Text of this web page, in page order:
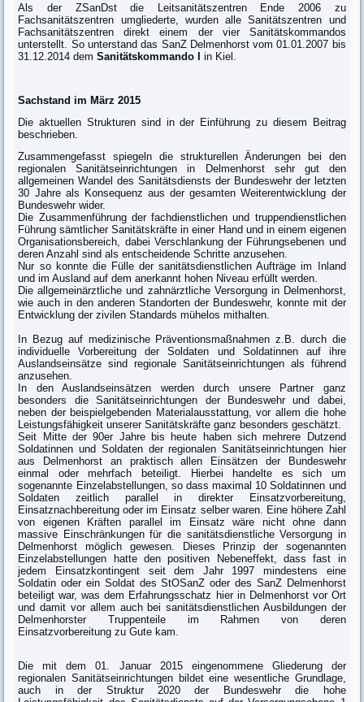
Als der ZSanDst die Leitsanitätszentren Ende 2006 zu
Fachsanitätszentren umgliederte, wurden alle Sanitätszentren und
Fachsanitätszentren direkt einem der vier Sanitätskommandos
unterstellt. So unterstand das SanZ Delmenhorst vom 01.01.2007 bis
31.12.2014 demSanitätskommando Iin Kiel.
Sachstand im März 2015
Die aktuellen Strukturen sind in der Einführung zu diesem Beitrag
beschrieben.
Zusammengefasst spiegeln die strukturellen Änderungen bei den
regionalen Sanitätseinrichtungen in Delmenhorst sehr gut den
allgemeinen Wandel des Sanitätsdiensts der Bundeswehr der letzten
30 Jahre als Konsequenz aus der gesamten Weiterentwicklung der
Bundeswehr wider.
Die Zusammenführung der fachdienstlichen und truppendienstlichen
Führung sämtlicher Sanitätskräfte in einer Hand und in einem eigenen
Organisationsbereich, dabei Verschlankung der Führungsebenen und
deren Anzahl sind als entscheidende Schritte anzusehen.
Nur so konnte die Fülle der sanitätsdienstlichen Aufträge im Inland
und im Ausland auf dem anerkannt hohen Niveau erfüllt werden.
Die allgemeinärztliche und zahnärztliche Versorgung in Delmenhorst,
wie auch in den anderen Standorten der Bundeswehr, konnte mit der
Entwicklung der zivilen Standards mühelos mithalten.
In Bezug auf medizinische Präventionsmaßnahmen z.B. durch die
individuelle Vorbereitung der Soldaten und Soldatinnen auf ihre
Auslandseinsätze sind regionale Sanitätseinrichtungen als führend
anzusehen.
In den Auslandseinsätzen werden durch unsere Partner ganz
besonders die Sanitätseinrichtungen der Bundeswehr und dabei,
neben der beispielgebenden Materialausstattung, vor allem die hohe
Leistungsfähigkeit unserer Sanitätskräfte ganz besonders geschätzt.
Seit Mitte der 90er Jahre bis heute haben sich mehrere Dutzend
Soldatinnen und Soldaten der regionalen Sanitätseinrichtungen hier
aus Delmenhorst an praktisch allen Einsätzen der Bundeswehr
einmal oder mehrfach beteiligt. Hierbei handelte es sich um
sogenannte Einzelabstellungen, so dass maximal 10 Soldatinnen und
Soldaten zeitlich parallel in direkter Einsatzvorbereitung,
Einsatznachbereitung oder im Einsatz selber waren. Eine höhere Zahl
von eigenen Kräften parallel im Einsatz wäre nicht ohne dann
massive Einschränkungen für die sanitätsdienstliche Versorgung in
Delmenhorst möglich gewesen. Dieses Prinzip der sogenannten
Einzelabstellungen hatte den positiven Nebeneffekt, dass fast in
jedem Einsatzkontingent seit dem Jahr 1997 mindestens eine
Soldatin oder ein Soldat des StOSanZ oder des SanZ Delmenhorst
beteiligt war, was dem Erfahrungsschatz hier in Delmenhorst vor Ort
und damit vor allem auch bei sanitätsdienstlichen Ausbildungen der
Delmenhorster Truppenteile im Rahmen von deren
Einsatzvorbereitung zu Gute kam.
Die mit dem 01. Januar 2015 eingenommene Gliederung der
regionalen Sanitätseinrichtungen bildet eine wesentliche Grundlage,
auch in der Struktur 2020 der Bundeswehr die hohe